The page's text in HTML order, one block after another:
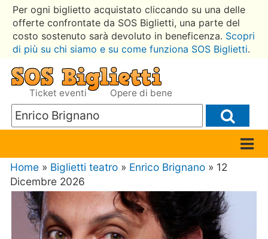
Per ogni biglietto acquistato cliccando su una delle
offerte confrontate da SOS Biglietti, una parte del
costo sostenuto sarà devoluto in beneficenza. Scopri
di più su chi siamo e su come funziona SOS Biglietti.
Ticket eventi Opere di bene
Home » Biglietti teatro » Enrico Brignano » 12
Dicembre 2026